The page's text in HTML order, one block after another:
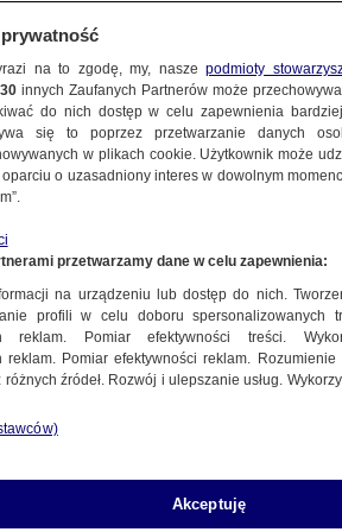
dla klientów banków
na to zgodę, my, naszepodmioty
30 innych Zaufanych Partnerów może
do nich dostęp w celu zapewnienia
się to poprzez przetwarzanie danych
w plikach cookie. Użytkownik może
o uzasadniony interes w dowolnym
przetwarzamy dane w celu zapewnienia:
na urządzeniu lub dostęp do nich.
profili w celu doboru spersonalizowanych
reklam. Pomiar efektywności treści.
reklam. Pomiar efektywności reklam.
źródeł. Rozwój i ulepszanie usług.
Akceptuję